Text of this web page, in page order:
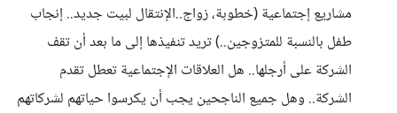
مشاريع إجتماعية (خطوبة، زواج..الإنتقال لبيت جديد.. إنجاب
طفل بالنسبة للمتزوجين..) تريد تنفيذها إلى ما بعد أن تقف
الشركة على أرجلها.. هل العلاقات الإجتماعية تعطل تقدم
الشركة.. وهل جميع الناجحين يجب أن يكرسوا حياتهم لشركاتهم